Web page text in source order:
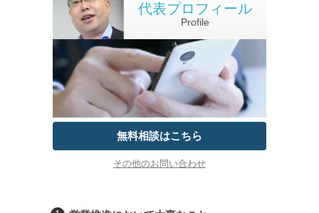
Profile
代表プロフィール
無料相談はこちら
その他のお問い合わせ